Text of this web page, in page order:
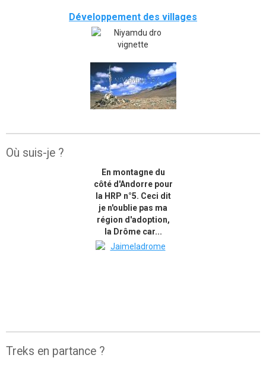
Développement des villages
Où suis-je ?
En montagne du
côté d'Andorre pour
la HRP n°5. Ceci dit
je n'oublie pas ma
région d'adoption,
la Drôme car...
Treks en partance ?